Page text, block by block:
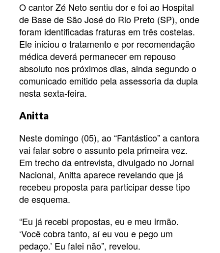
O cantor Zé Neto sentiu dor e foi ao Hospital
de Base de São José do Rio Preto (SP), onde
foram identificadas fraturas em três costelas.
Ele iniciou o tratamento e por recomendação
médica deverá permanecer em repouso
absoluto nos próximos dias, ainda segundo o
comunicado emitido pela assessoria da dupla
nesta sexta-feira.
Anitta
Neste domingo (05), ao “Fantástico” a cantora
vai falar sobre o assunto pela primeira vez.
Em trecho da entrevista, divulgado no Jornal
Nacional, Anitta aparece revelando que já
recebeu proposta para participar desse tipo
de esquema.
“Eu já recebi propostas, eu e meu irmão.
‘Você cobra tanto, aí eu vou e pego um
pedaço.’ Eu falei não”, revelou.